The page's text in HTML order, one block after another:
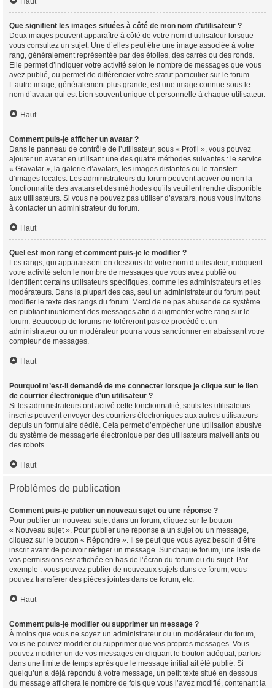
Que signifient les images situées à côté de mon nom d’utilisateur ?
Deux images peuvent apparaître à côté de votre nom d’utilisateur lorsque
vous consultez un sujet. Une d’elles peut être une image associée à votre
rang, généralement représentée par des étoiles, des carrés ou des ronds.
Elle permet d’indiquer votre activité selon le nombre de messages que vous
avez publié, ou permet de différencier votre statut particulier sur le forum.
L’autre image, généralement plus grande, est une image connue sous le
nom d’avatar qui est bien souvent unique et personnelle à chaque utilisateur.
Haut
Comment puis-je afficher un avatar ?
Dans le panneau de contrôle de l’utilisateur, sous « Profil », vous pouvez
ajouter un avatar en utilisant une des quatre méthodes suivantes : le service
« Gravatar », la galerie d’avatars, les images distantes ou le transfert
d’images locales. Les administrateurs du forum peuvent activer ou non la
fonctionnalité des avatars et des méthodes qu’ils veuillent rendre disponible
aux utilisateurs. Si vous ne pouvez pas utiliser d’avatars, nous vous invitons
à contacter un administrateur du forum.
Haut
Quel est mon rang et comment puis-je le modifier ?
Les rangs, qui apparaissent en dessous de votre nom d’utilisateur, indiquent
votre activité selon le nombre de messages que vous avez publié ou
identifient certains utilisateurs spécifiques, comme les administrateurs et les
modérateurs. Dans la plupart des cas, seul un administrateur du forum peut
modifier le texte des rangs du forum. Merci de ne pas abuser de ce système
en publiant inutilement des messages afin d’augmenter votre rang sur le
forum. Beaucoup de forums ne toléreront pas ce procédé et un
administrateur ou un modérateur pourra vous sanctionner en abaissant votre
compteur de messages.
Haut
Pourquoi m’est-il demandé de me connecter lorsque je clique sur le lien
de courrier électronique d’un utilisateur ?
Si les administrateurs ont activé cette fonctionnalité, seuls les utilisateurs
inscrits peuvent envoyer des courriers électroniques aux autres utilisateurs
depuis un formulaire dédié. Cela permet d’empêcher une utilisation abusive
du système de messagerie électronique par des utilisateurs malveillants ou
des robots.
Haut
Problèmes de publication
Comment puis-je publier un nouveau sujet ou une réponse ?
Pour publier un nouveau sujet dans un forum, cliquez sur le bouton
« Nouveau sujet ». Pour publier une réponse à un sujet ou un message,
cliquez sur le bouton « Répondre ». Il se peut que vous ayez besoin d’être
inscrit avant de pouvoir rédiger un message. Sur chaque forum, une liste de
vos permissions est affichée en bas de l’écran du forum ou du sujet. Par
exemple : vous pouvez publier de nouveaux sujets dans ce forum, vous
pouvez transférer des pièces jointes dans ce forum, etc.
Haut
Comment puis-je modifier ou supprimer un message ?
À moins que vous ne soyez un administrateur ou un modérateur du forum,
vous ne pouvez modifier ou supprimer que vos propres messages. Vous
pouvez modifier un de vos messages en cliquant le bouton adéquat, parfois
dans une limite de temps après que le message initial ait été publié. Si
quelqu’un a déjà répondu à votre message, un petit texte situé en dessous
du message affichera le nombre de fois que vous l’avez modifié, contenant la